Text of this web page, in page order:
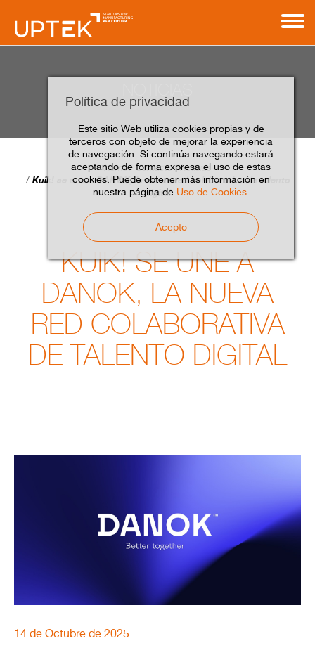
Política de privacidad
Este sitio Web utiliza cookies propias y de
terceros con objeto de mejorar la experiencia
de navegación. Si continúa navegando estará
aceptando de forma expresa el uso de estas
cookies. Puede obtener más información en
nuestra página de Uso de Cookies.
Acepto
Home Contacto Noticias
Kuik! se une a DANOK, la nueva red colaborativa de talento
digital
KUIK! SE UNE A
DANOK, LA NUEVA
RED COLABORATIVA
DE TALENTO DIGITAL
14 de Octubre de 2025